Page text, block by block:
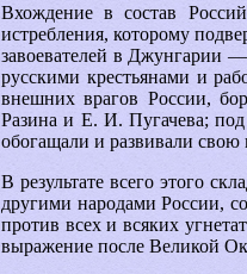
Вхождение в состав
истребления, которому
завоевателей в Джунгарии
русскими крестьянами и
внешних врагов России,
Разина и Е. И. Пугачева; под
обогащали и развивали свою
В результате всего этого
другими народами России,
против всех и всяких
выражение после Великой